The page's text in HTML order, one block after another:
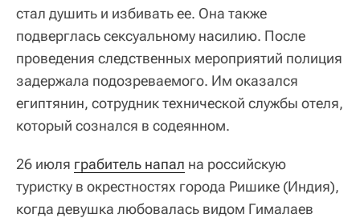
стал душить и избивать ее. Она также
подверглась сексуальному насилию. После
проведения следственных мероприятий полиция
задержала подозреваемого. Им оказался
египтянин, сотрудник технической службы отеля,
который сознался в содеянном.
26 июля грабитель напал на российскую
туристку в окрестностях города Ришике (Индия),
когда девушка любовалась видом Гималаев